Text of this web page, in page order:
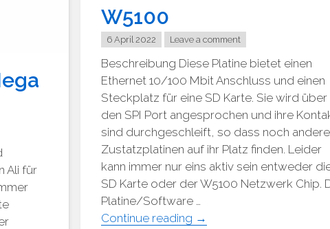
Ali für
W5100
6 April 2022 Leave a comment
Beschreibung Diese Platine bietet einen
Ethernet 10/100 Mbit Anschluss und einen
Steckplatz für eine SD Karte. Sie wird über
den SPI Port angesprochen und ihre
sind durchgeschleift, so dass noch andere
Zustatzplatinen auf ihr Platz finden. Leider
kann immer nur eins aktiv sein entweder
SD Karte oder der W5100 Netzwerk Chip.
Platine/Software …
Continue reading "Arduino
→